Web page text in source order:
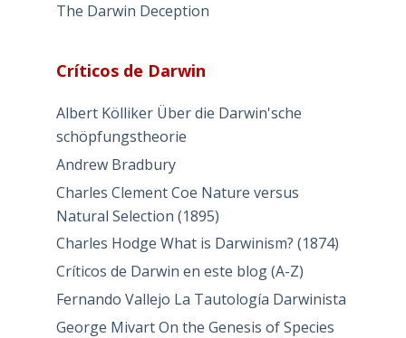
The Darwin Deception
Críticos de Darwin
Albert Kölliker Über die Darwin'sche
schöpfungstheorie
Andrew Bradbury
Charles Clement Coe Nature versus
Natural Selection (1895)
Charles Hodge What is Darwinism? (1874)
Críticos de Darwin en este blog (A-Z)
Fernando Vallejo La Tautología Darwinista
George Mivart On the Genesis of Species